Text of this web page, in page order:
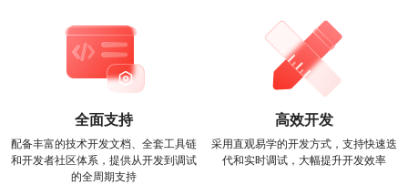
全面支持
配备丰富的技术开发文档、全套工具链
和开发者社区体系，提供从开发到调试
的全周期支持
高效开发
采用直观易学的开发方式，支持快速迭
代和实时调试，大幅提升开发效率